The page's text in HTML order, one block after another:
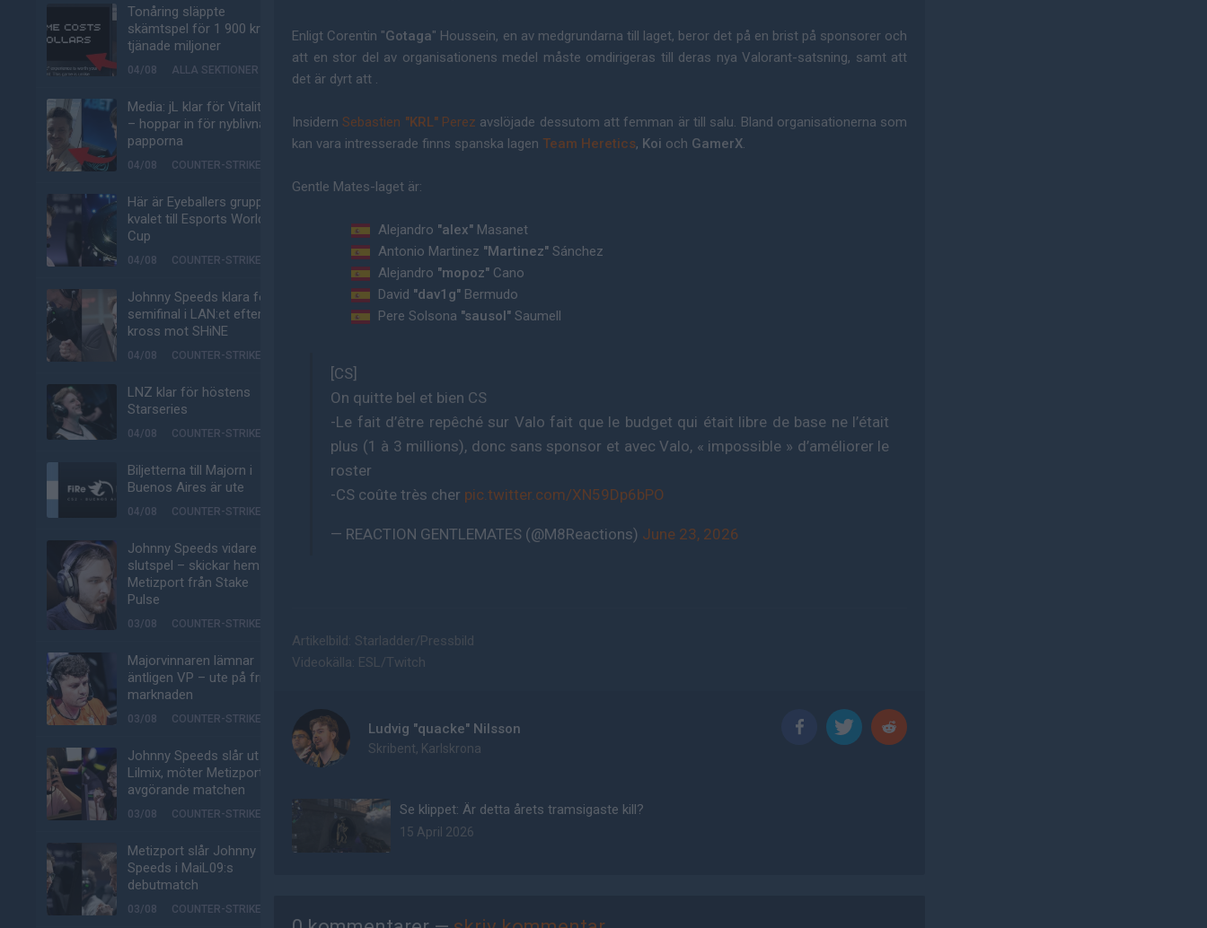
Tonåring släppte
skämtspel för 1 900 kr –
tjänade miljoner
04/08 ALLA SEKTIONER
Media: jL klar för Vitality
– hoppar in för nyblivna
papporna
04/08 COUNTER-STRIKE
Här är Eyeballers grupp i
kvalet till Esports World
Cup
04/08 COUNTER-STRIKE
Johnny Speeds klara för
semifinal i LAN:et efter
kross mot SHiNE
04/08 COUNTER-STRIKE
LNZ klar för höstens
Starseries
04/08 COUNTER-STRIKE
Biljetterna till Majorn i
Buenos Aires är ute
04/08 COUNTER-STRIKE
Johnny Speeds vidare till
slutspel – skickar hem
Metizport från Stake
Pulse
03/08 COUNTER-STRIKE
Majorvinnaren lämnar
äntligen VP – ute på fria
marknaden
03/08 COUNTER-STRIKE
Johnny Speeds slår ut
Lilmix, möter Metizport i
avgörande matchen
03/08 COUNTER-STRIKE
Metizport slår Johnny
Speeds i MaiL09:s
debutmatch
03/08 COUNTER-STRIKE
Enligt Corentin "Gotaga" Houssein, en av medgrundarna till laget, beror det på en brist på sponsorer och
att en stor del av organisationens medel måste omdirigeras till deras nya Valorant-satsning, samt att
det är dyrt att .
InsidernSebastien "KRL"Perez avslöjade dessutom att femman är till salu. Bland organisationerna som
kan vara intresserade finns spanska lagen Team Heretics, Koi och GamerX.
Gentle Mates-laget är:
Alejandro "alex" Masanet
Antonio Martinez "Martinez" Sánchez
Alejandro "mopoz" Cano
David "dav1g" Bermudo
Pere Solsona "sausol" Saumell
[CS]
On quitte bel et bien CS
-Le fait d’être repêché sur Valo fait que le budget qui était libre de base ne l’était
plus (1 à 3 millions), donc sans sponsor et avec Valo, « impossible » d’améliorer le
roster
-CS coûte très cher pic.twitter.com/XN59Dp6bPO
— REACTION GENTLEMATES (@M8Reactions) June 23, 2026
Artikelbild: Starladder/Pressbild
Videokälla: ESL/Twitch
Ludvig "quacke" Nilsson
Skribent, Karlskrona
Se klippet: Är detta årets tramsigaste kill?
15 April 2026